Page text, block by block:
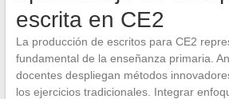
escrita en CE2
La producción de escritos para CE2
fundamental de la enseñanza primaria.
docentes despliegan métodos
los ejercicios tradicionales. Integrar